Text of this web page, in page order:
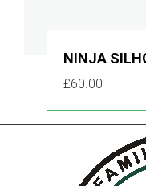
NINJA
£60.00